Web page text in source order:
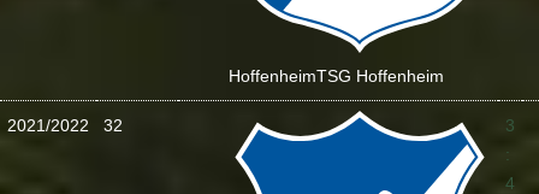
HoffenheimTSG Hoffenheim
2021/2022 32
3
:
4